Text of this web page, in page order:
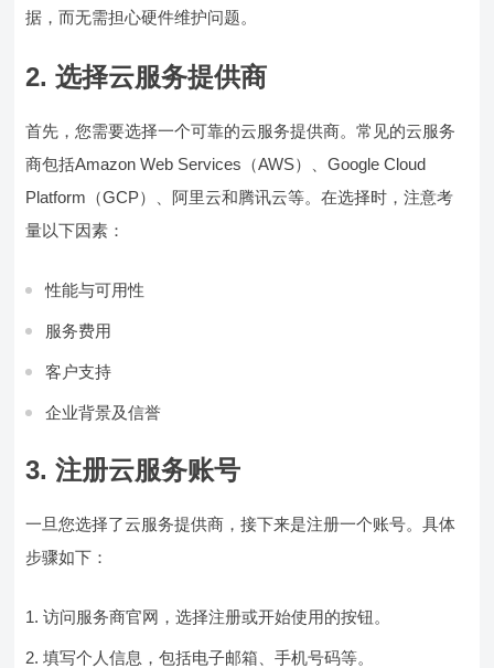
据，而无需担心硬件维护问题。
2. 选择云服务提供商
首先，您需要选择一个可靠的云服务提供商。常见的云服务
商包括Amazon Web Services（AWS）、Google Cloud
Platform（GCP）、阿里云和腾讯云等。在选择时，注意考
量以下因素：
性能与可用性
服务费用
客户支持
企业背景及信誉
3. 注册云服务账号
一旦您选择了云服务提供商，接下来是注册一个账号。具体
步骤如下：
访问服务商官网，选择注册或开始使用的按钮。
填写个人信息，包括电子邮箱、手机号码等。